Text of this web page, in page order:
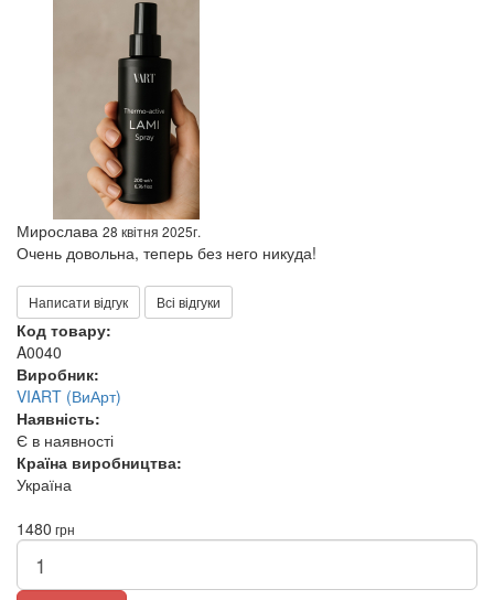
Мирослава 28 квітня 2025г.
Очень довольна, теперь без него никуда!
Написати відгук Всі відгуки
Код товару:
A0040
Виробник:
VIART (ВиАрт)
Наявність:
Є в наявності
Країна виробництва:
Україна
1480 грн